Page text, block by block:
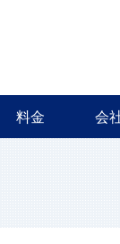
料金 会